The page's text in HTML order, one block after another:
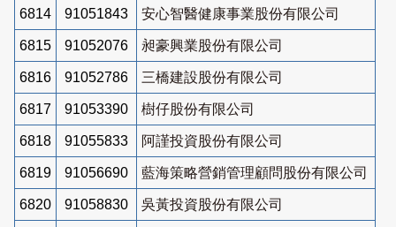
6814 91051843 安心智醫健康事業股份有限公司
6815 91052076 昶豪興業股份有限公司
6816 91052786 三橋建設股份有限公司
6817 91053390 樹仔股份有限公司
6818 91055833 阿謹投資股份有限公司
6819 91056690 藍海策略營銷管理顧問股份有限公司
6820 91058830 吳黃投資股份有限公司